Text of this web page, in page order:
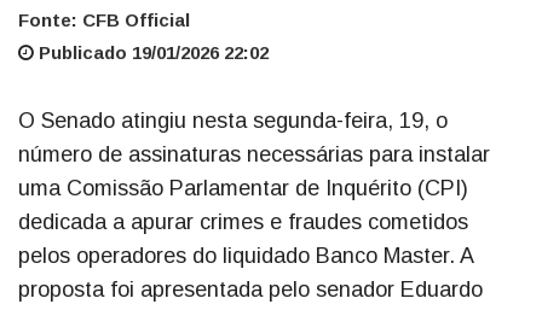
Fonte: CFB Official
Publicado 19/01/2026 22:02
O Senado atingiu nesta segunda-feira, 19, o
número de assinaturas necessárias para instalar
uma Comissão Parlamentar de Inquérito (CPI)
dedicada a apurar crimes e fraudes cometidos
pelos operadores do liquidado Banco Master. A
proposta foi apresentada pelo senador Eduardo